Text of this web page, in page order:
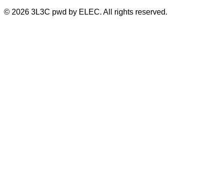
© 2026 3L3C pwd by ELEC. All rights reserved.